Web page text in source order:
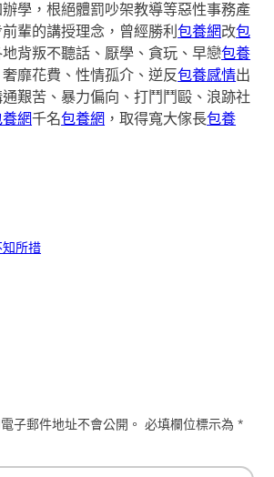
學，根絕體罰吵架教導等惡性事務產
輩的講授理念，曾經勝利包養網改包
背叛不聽話、厭學、貪玩、早戀包養
奢靡花費、性情孤介、逆反包養感情出
艱苦、暴力偏向、打鬥鬥毆、浪跡社
網千名包養網 ，取得寬大傢長包養
知所措
子郵件地址不會公開。 必填欄位標示為*